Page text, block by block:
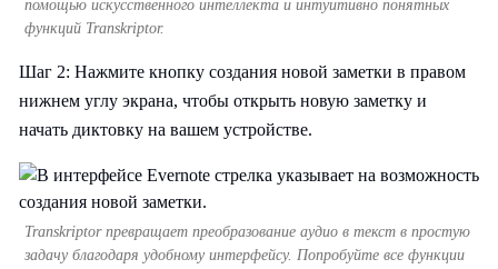
помощью искусственного интеллекта и интуитивно понятных
функций Transkriptor.
Шаг 2: Нажмите кнопку создания новой заметки в правом
нижнем углу экрана, чтобы открыть новую заметку и
начать диктовку на вашем устройстве.
Transkriptor превращает преобразование аудио в текст в простую
задачу благодаря удобному интерфейсу. Попробуйте все функции